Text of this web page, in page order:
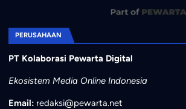
PERUSAHAAN
PT Kolaborasi Pewarta Digital
Ekosistem Media Online Indonesia
Email: redaksi@pewarta.net